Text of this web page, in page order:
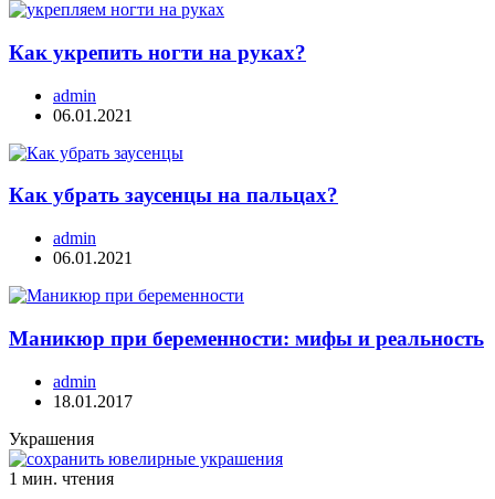
Как укрепить ногти на руках?
admin
06.01.2021
Как убрать заусенцы на пальцах?
admin
06.01.2021
Маникюр при беременности: мифы и реальность
admin
18.01.2017
Украшения
1 мин. чтения